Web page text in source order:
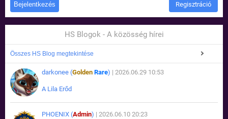
Regisztráció
HS Blogok - A közösség hírei
Összes HS Blog megtekintése
darkonee (Golden Rare) | 2026.06.29 10:53
A Lila Erőd
PHOENIX (Admin) | 2026.06.10 20:23